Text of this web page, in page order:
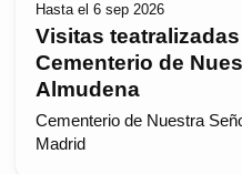
Hasta el 6 sep 2026
Visitas
Cementerio de
Almudena
Cementerio de Nuestra
Madrid